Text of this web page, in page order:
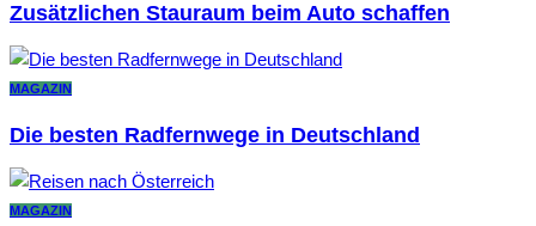
Zusätzlichen Stauraum beim Auto schaffen
MAGAZIN
Die besten Radfernwege in Deutschland
MAGAZIN